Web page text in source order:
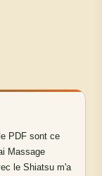
PDF sont ce
Massage
le Shiatsu m'a